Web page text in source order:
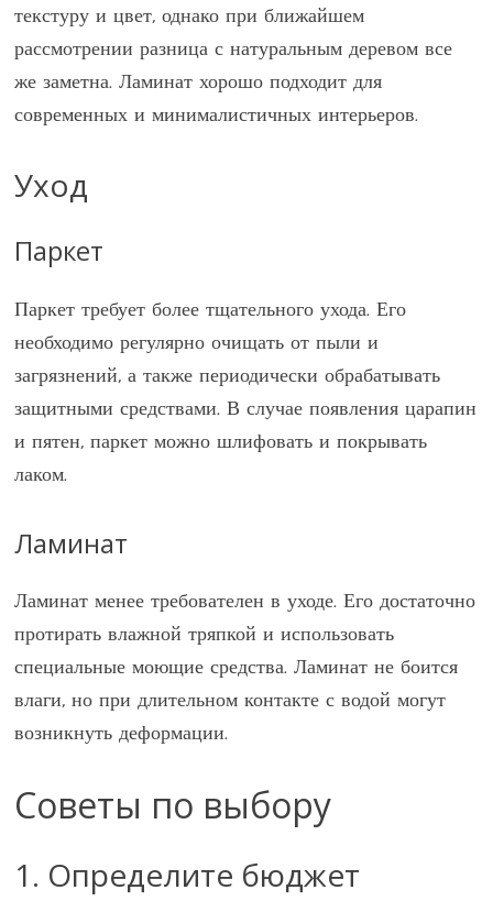
текстуру и цвет, однако при ближайшем
рассмотрении разница с натуральным деревом все
же заметна. Ламинат хорошо подходит для
современных и минималистичных интерьеров.
Уход
Паркет
Паркет требует более тщательного ухода. Его
необходимо регулярно очищать от пыли и
загрязнений, а также периодически обрабатывать
защитными средствами. В случае появления царапин
и пятен, паркет можно шлифовать и покрывать
лаком.
Ламинат
Ламинат менее требователен в уходе. Его достаточно
протирать влажной тряпкой и использовать
специальные моющие средства. Ламинат не боится
влаги, но при длительном контакте с водой могут
возникнуть деформации.
Советы по выбору
1. Определите бюджет